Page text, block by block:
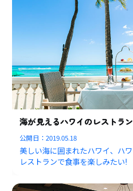
海が見えるハワイのレストラ
公開日：2019.05.18
美しい海に囲まれたハワイ、ハ
レストランで食事を楽しみたい!